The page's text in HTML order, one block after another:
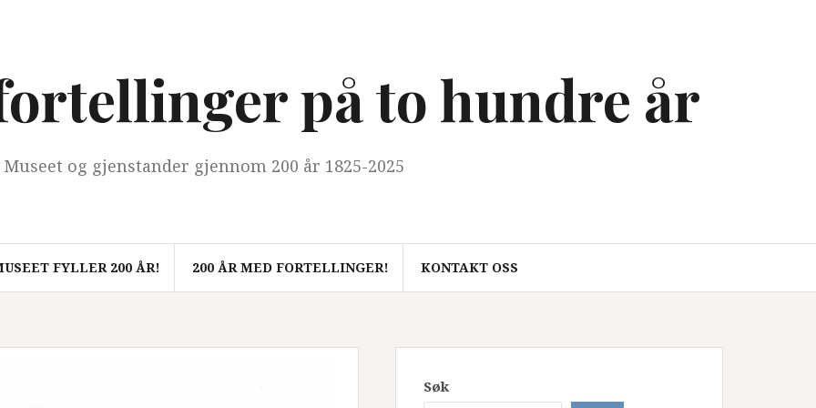
på to hundre år
Museet og gjenstander gjennom 200 år 1825-2025
FYLLER 200 ÅR! 200 ÅR MED FORTELLINGER! KONTAKT OSS
Søk